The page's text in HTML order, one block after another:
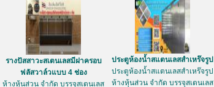
รางปัสสาวะสเตนเลสมีฝาครอบ
ฟลัสวาล์วแบบ 4 ช่อง
ห้างหุ้นส่วน จำกัด บรรจุสเตนเลส
ประตูห้องน้ำสแตนเลสสำเหร๊จรูป
ประตูห้องน้ำสแตนเลสสำเหร๊จรูป
ห้างหุ้นส่วน จำกัด บรรจุสเตนเลส